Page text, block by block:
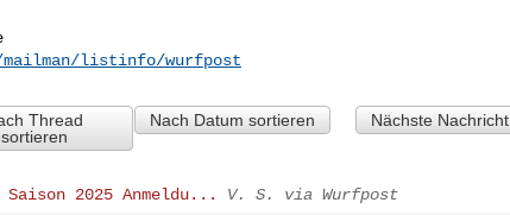
listinfo/wurfpost
Thread
sortieren
Nach Datum sortieren Nächste Nachricht
Saison 2025 Anmeldu... V. S. via Wurfpost